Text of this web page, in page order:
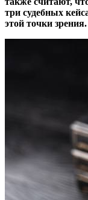
три судебных
этой точки зрения.